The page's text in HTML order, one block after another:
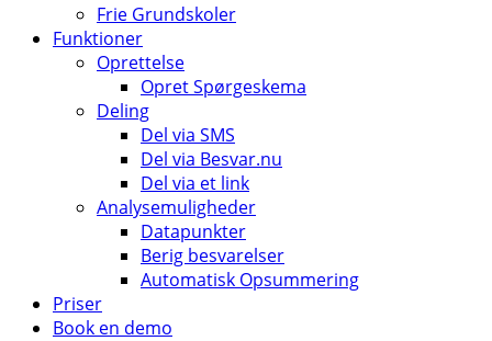
Frie Grundskoler
Funktioner
Oprettelse
Opret Spørgeskema
Deling
Del via SMS
Del via Besvar.nu
Del via et link
Analysemuligheder
Datapunkter
Berig besvarelser
Automatisk Opsummering
Priser
Book en demo